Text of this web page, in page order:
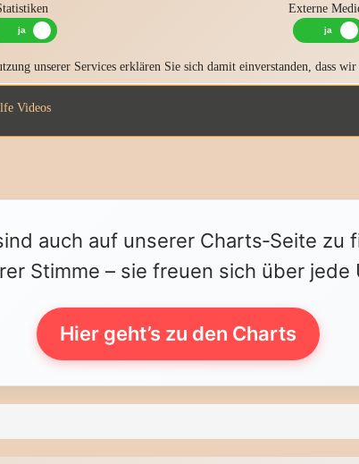
Externe
unserer Services erklären Sie sich damit einverstanden, dass wir
Videos
auch auf unserer Charts‑Seite
Stimme – sie freuen sich über
Hier geht’s zu den Charts